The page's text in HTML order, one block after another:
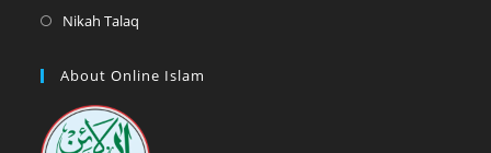
tab
in
new
Nikah Talaq
a
tab
About Online Islam